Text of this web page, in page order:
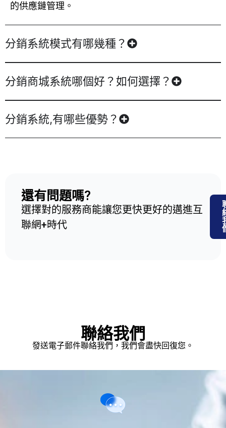
的供應鏈管理。
分銷系統模式有哪幾種？
分銷商城系統哪個好？如何選擇？
分銷系統,有哪些優勢？
還有問題嗎?
選擇對的服務商能讓您更快更好的邁進互
聯網+時代
聯絡我們
發送電子郵件聯絡我們，我們會盡快回復您。